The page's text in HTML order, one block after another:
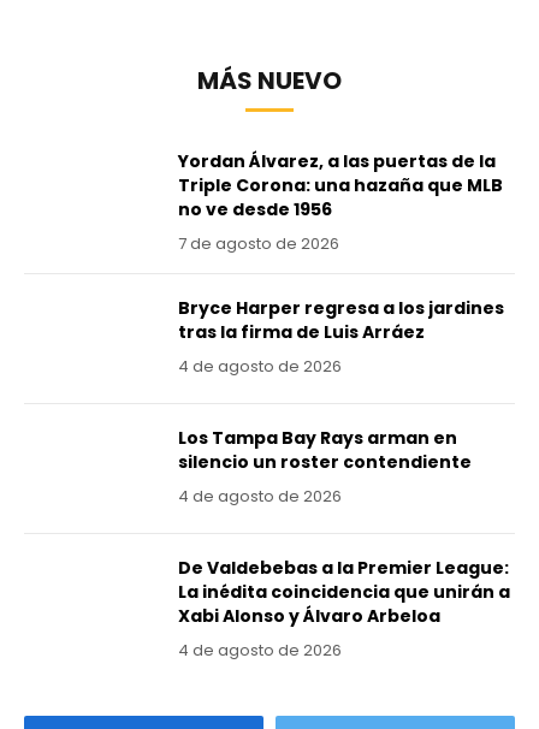
MÁS NUEVO
Yordan Álvarez, a las puertas de la
Triple Corona: una hazaña que MLB
no ve desde 1956
7 de agosto de 2026
Bryce Harper regresa a los jardines
tras la firma de Luis Arráez
4 de agosto de 2026
Los Tampa Bay Rays arman en
silencio un roster contendiente
4 de agosto de 2026
De Valdebebas a la Premier League:
La inédita coincidencia que unirán a
Xabi Alonso y Álvaro Arbeloa
4 de agosto de 2026